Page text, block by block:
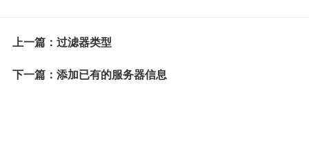
上一篇：过滤器类型
下一篇：添加已有的服务器信息